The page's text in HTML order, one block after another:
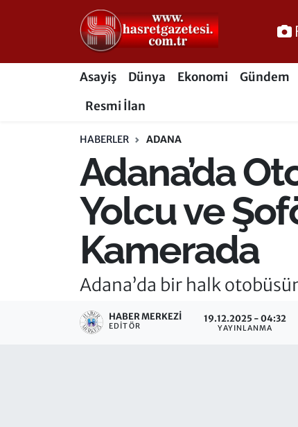
Asayiş Dünya Ekonomi Gündem
Resmi İlan
HABERLER ADANA
Adana’da
Yolcu ve
Kamerada
Adana’da bir halk
HABER MERKEZI
EDITÖR
19.12.2025 - 04:32
YAYINLANMA
Osmaniye Nöbetçi Eczaneler
Osmaniye Hava Durumu
Süper Lig Puan Durumu ve Fikstür
Tüm Manşetler
Son Dakika Haberleri
Haber Arşivi